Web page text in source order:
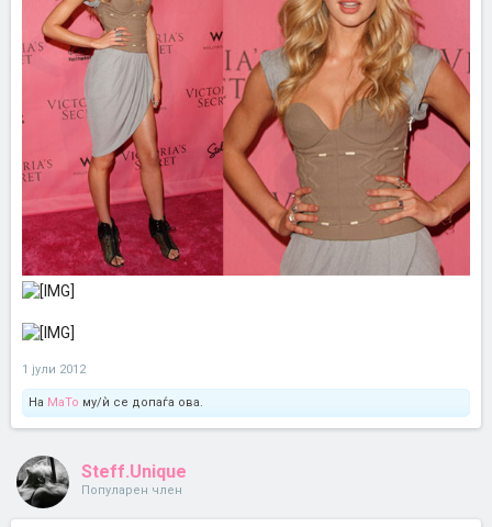
1 јули 2012
На MaTo му/ѝ се допаѓа ова.
Steff.Unique
Популарен член